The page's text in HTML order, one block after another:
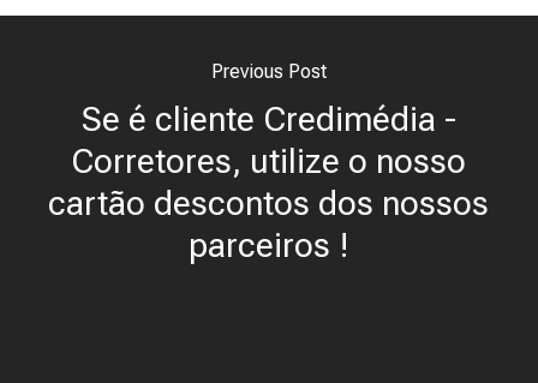
Previous Post
Se é cliente Credimédia -
Corretores, utilize o nosso
cartão descontos dos nossos
parceiros !